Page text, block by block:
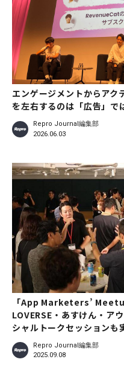
エンゲージメントからアク
を左右するのは「広告」で
Repro Journal編集部
2026.06.03
「App Marketers’
LOVERSE・あすけん・ア
シャルトークセッションも
Repro Journal編集部
2025.09.08